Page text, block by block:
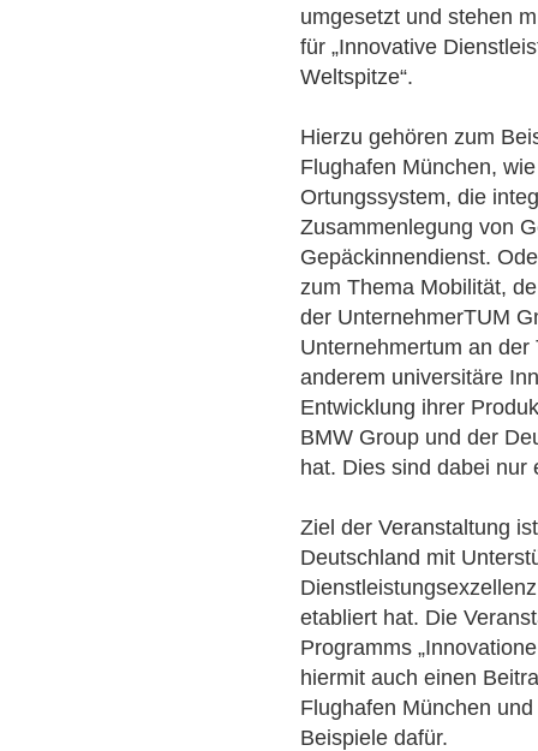
umgesetzt und stehen
für „Innovative
Weltspitze“.
Hierzu gehören zum
Flughafen München,
Ortungssystem, die
Zusammenlegung von
Gepäckinnendienst.
zum Thema Mobilität,
der UnternehmerTUM
Unternehmertum an
anderem universitäre
Entwicklung ihrer
BMW Group und der
hat. Dies sind dabei nur
Ziel der Veranstaltung
Deutschland mit
etabliert hat. Die
Programms
hiermit auch einen
Flughafen München
Beispiele dafür.